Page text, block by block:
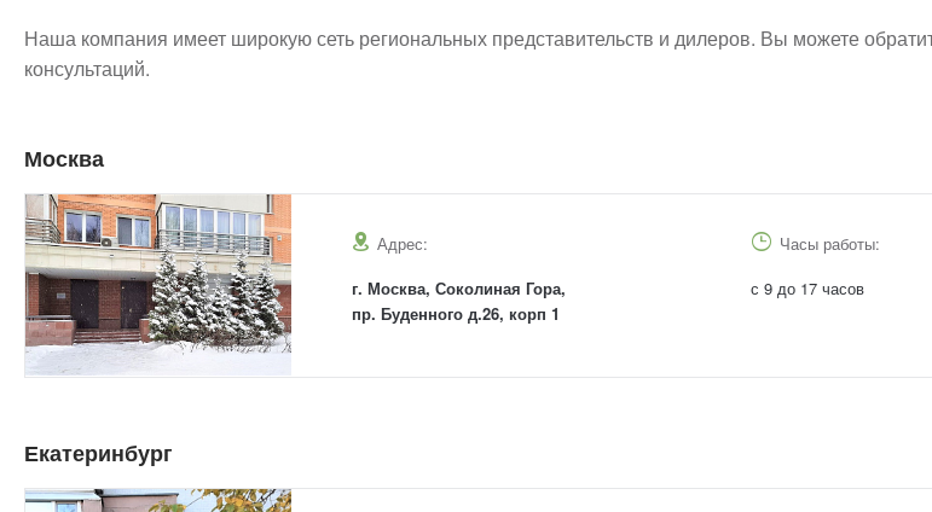
Наша компания имеет широкую сеть региональных представительств и дилеров. Вы можете
консультаций.
Москва
Адрес:
г. Москва, Соколиная Гора,
пр. Буденного д.26, корп 1
Часы работы:
с 9 до 17 часов
Екатеринбург